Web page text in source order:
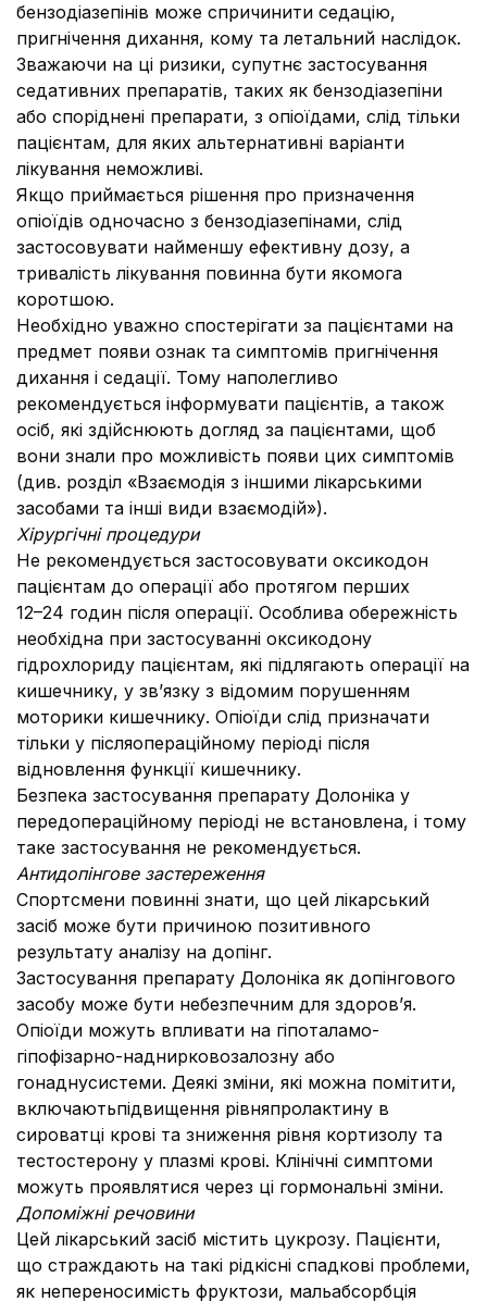
бензодіазепінів може спричинити седацію,
пригнічення дихання, кому та летальний наслідок.
Зважаючи на ці ризики, супутнє застосування
седативних препаратів, таких як бензодіазепіни
або споріднені препарати, з опіоїдами, слід тільки
пацієнтам, для яких альтернативні варіанти
лікування неможливі.
Якщо приймається рішення про призначення
опіоїдів одночасно з бензодіазепінами, слід
застосовувати найменшу ефективну дозу, а
тривалість лікування повинна бути якомога
коротшою.
Необхідно уважно спостерігати за пацієнтами на
предмет появи ознак та симптомів пригнічення
дихання і седації. Тому наполегливо
рекомендується інформувати пацієнтів, а також
осіб, які здійснюють догляд за пацієнтами, щоб
вони знали про можливість появи цих симптомів
(див. розділ «Взаємодія з іншими лікарськими
засобами та інші види взаємодій»).
Хірургічні процедури
Не рекомендується застосовувати оксикодон
пацієнтам до операції або протягом перших
12–24 годин після операції. Особлива обережність
необхідна при застосуванні оксикодону
гідрохлориду пацієнтам, які підлягають операції на
кишечнику, у зв’язку з відомим порушенням
моторики кишечнику. Опіоїди слід призначати
тільки у післяопераційному періоді після
відновлення функції кишечнику.
Безпека застосування препарату Долоніка у
передопераційному періоді не встановлена, і тому
таке застосування не рекомендується.
Антидопінгове застереження
Спортсмени повинні знати, що цей лікарський
засіб може бути причиною позитивного
результату аналізу на допінг.
Застосування препарату Долоніка як допінгового
засобу може бути небезпечним для здоров’я.
Опіоїди можуть впливати на гіпоталамо-
гіпофізарно-наднирковозалозну або
гонаднусистеми. Деякі зміни, які можна помітити,
включаютьпідвищення рівняпролактину в
сироватці крові та зниження рівня кортизолу та
тестостерону у плазмі крові. Клінічні симптоми
можуть проявлятися через ці гормональні зміни.
Допоміжні речовини
Цей лікарський засіб містить цукрозу. Пацієнти,
що страждають на такі рідкісні спадкові проблеми,
як непереносимість фруктози, мальабсорбція